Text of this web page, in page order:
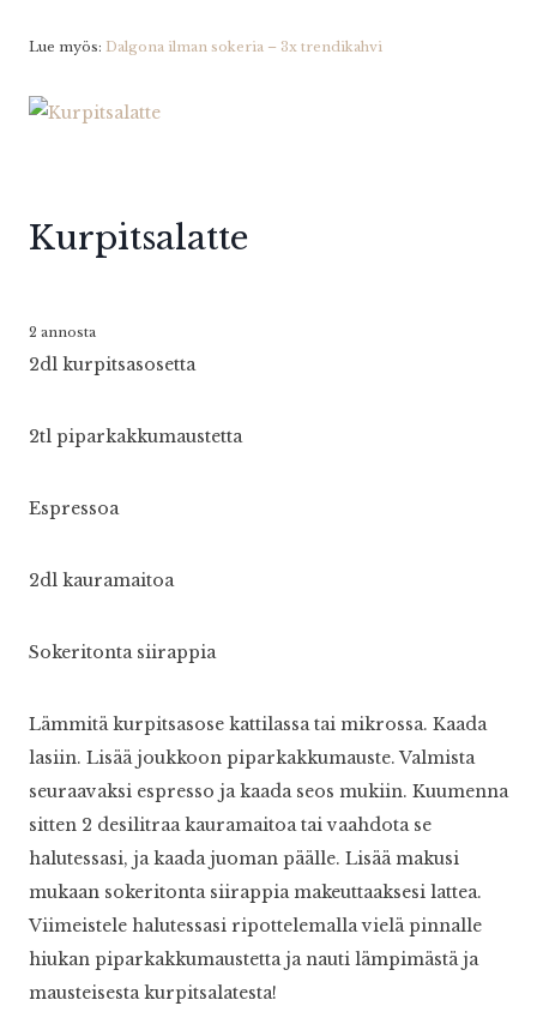
Lue myös: Dalgona ilman sokeria – 3x trendikahvi
Kurpitsalatte
2 annosta
2dl kurpitsasosetta
2tl piparkakkumaustetta
Espressoa
2dl kauramaitoa
Sokeritonta siirappia
Lämmitä kurpitsasose kattilassa tai mikrossa. Kaada
lasiin. Lisää joukkoon piparkakkumauste. Valmista
seuraavaksi espresso ja kaada seos mukiin. Kuumenna
sitten 2 desilitraa kauramaitoa tai vaahdota se
halutessasi, ja kaada juoman päälle. Lisää makusi
mukaan sokeritonta siirappia makeuttaaksesi lattea.
Viimeistele halutessasi ripottelemalla vielä pinnalle
hiukan piparkakkumaustetta ja nauti lämpimästä ja
mausteisesta kurpitsalatesta!